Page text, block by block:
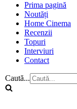
Prima pagină
Noutăți
Home Cinema
Recenzii
Topuri
Interviuri
Contact
Caută...